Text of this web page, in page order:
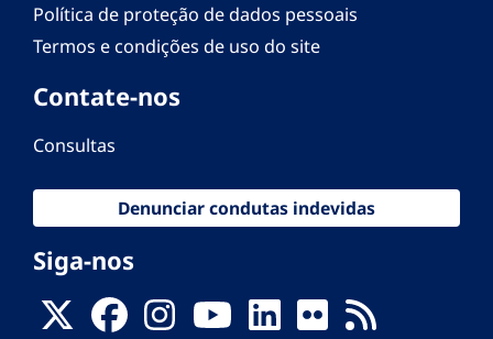
Política de proteção de dados pessoais
Termos e condições de uso do site
Contate-nos
Consultas
Denunciar condutas indevidas
Siga-nos